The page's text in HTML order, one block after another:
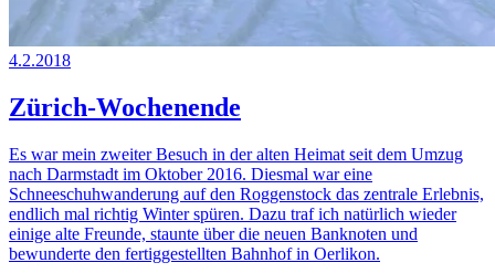
4.2.2018
Zürich-Wochenende
Es war mein zweiter Besuch in der alten Heimat seit dem Umzug
nach Darmstadt im Oktober 2016. Diesmal war eine
Schneeschuhwanderung auf den Roggenstock das zentrale Erlebnis,
endlich mal richtig Winter spüren. Dazu traf ich natürlich wieder
einige alte Freunde, staunte über die neuen Banknoten und
bewunderte den fertiggestellten Bahnhof in Oerlikon.